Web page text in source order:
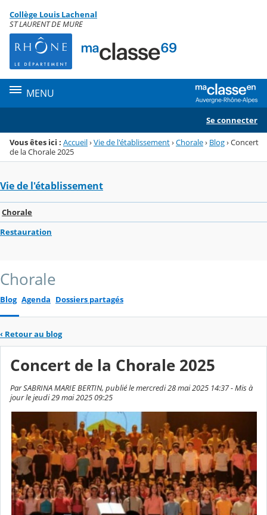
Menu de la rubrique
Contenu
Collège Louis Lachenal
ST LAURENT DE MURE
MENU
Se connecter
Vous êtes ici : Accueil›Vie de l'établissement›Chorale› Blog›Concert
de la Chorale 2025
Vie de l'établissement
Chorale
Restauration
Chorale
Blog Agenda Dossiers partagés
‹ Retour au blog
Concert de la Chorale 2025
Par SABRINA MARIE BERTIN, publié le mercredi 28 mai 2025 14:37 - Mis à
jour le jeudi 29 mai 2025 09:25